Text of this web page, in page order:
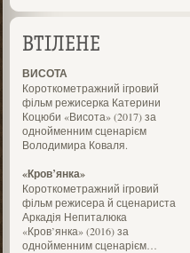
ВТІЛЕНЕ
ВИСОТА
Короткометражний ігровий
фільм режисерка Катерини
Коцюби «Висота» (2017) за
однойменним сценарієм
Володимира Коваля.
«Кров’янка»
Короткометражний ігровий
фільм режисера й сценариста
Аркадія Непиталюка
«Кров’янка» (2016) за
однойменним сценарієм…